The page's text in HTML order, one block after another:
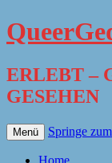
ERLEBT –
GESEHEN
Menü Springe
Home